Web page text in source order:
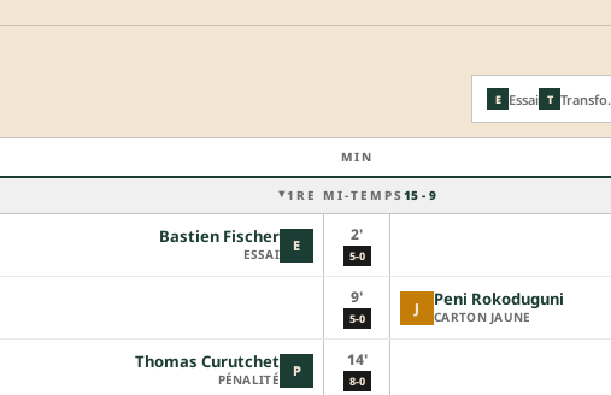
E Essai T Transfo.
MIN
1RE MI-TEMPS 15 - 9
E
Bastien Fischer
ESSAI
2'
5-0
9'
5-0
J Peni Rokoduguni
CARTON JAUNE
P
Thomas Curutchet
PÉNALITÉ
14'
8-0